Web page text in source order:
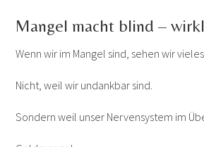
Mangel macht blind –
Wenn wir im Mangel sind, sehen wir
Nicht, weil wir undankbar sind.
Sondern weil unser Nervensystem im